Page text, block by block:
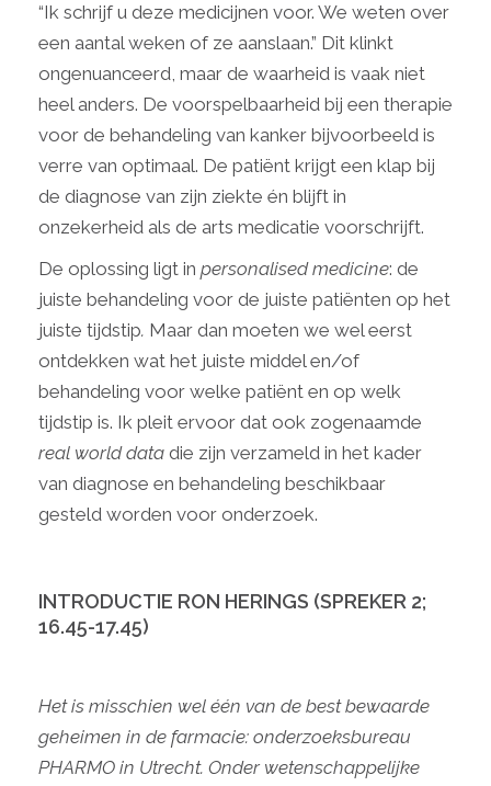
“Ik schrijf u deze medicijnen voor. We weten over
een aantal weken of ze aanslaan.” Dit klinkt
ongenuanceerd, maar de waarheid is vaak niet
heel anders. De voorspelbaarheid bij een therapie
voor de behandeling van kanker bijvoorbeeld is
verre van optimaal. De patiënt krijgt een klap bij
de diagnose van zijn ziekte én blijft in
onzekerheid als de arts medicatie voorschrijft.
De oplossing ligt in personalised medicine: de
juiste behandeling voor de juiste patiënten op het
juiste tijdstip. Maar dan moeten we wel eerst
ontdekken wat het juiste middel en/of
behandeling voor welke patiënt en op welk
tijdstip is. Ik pleit ervoor dat ook zogenaamde
real world data die zijn verzameld in het kader
van diagnose en behandeling beschikbaar
gesteld worden voor onderzoek.
INTRODUCTIE RON HERINGS (SPREKER 2;
16.45-17.45)
Het is misschien wel één van de best bewaarde
geheimen in de farmacie: onderzoeksbureau
PHARMO in Utrecht. Onder wetenschappelijke